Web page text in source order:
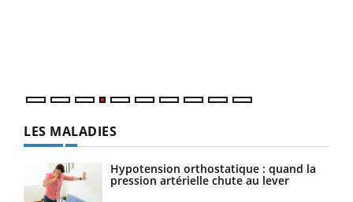
LES MALADIES
Hypotension orthostatique : quand la
pression artérielle chute au lever